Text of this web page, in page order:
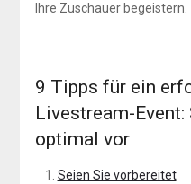
Ihre Zuschauer begeistern.
9 Tipps für ein
Livestream-
optimal vor
Seien Sie vorbereitet